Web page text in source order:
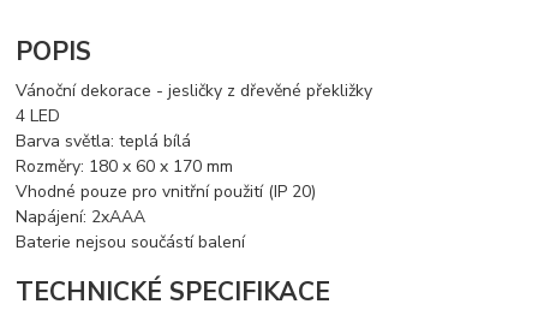
POPIS
Vánoční dekorace - jesličky z dřevěné překližky
4 LED
Barva světla: teplá bílá
Rozměry: 180 x 60 x 170 mm
Vhodné pouze pro vnitřní použití (IP 20)
Napájení: 2xAAA
Baterie nejsou součástí balení
TECHNICKÉ SPECIFIKACE